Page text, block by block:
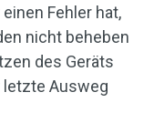
Fehler hat,
nicht beheben
des Geräts
Ausweg